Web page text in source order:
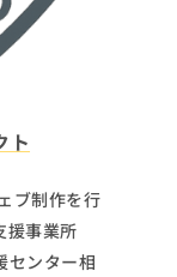
ト
ブ制作を行
援事業所
センター相